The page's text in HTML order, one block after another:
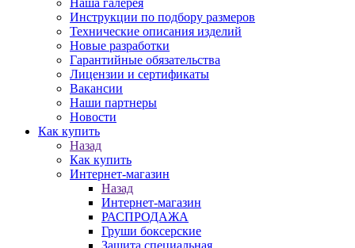
Наша галерея
Инструкции по подбору размеров
Технические описания изделий
Новые разработки
Гарантийные обязательства
Лицензии и сертификаты
Вакансии
Наши партнеры
Новости
Как купить
Назад
Как купить
Интернет-магазин
Назад
Интернет-магазин
РАСПРОДАЖА
Груши боксерские
Защита специальная